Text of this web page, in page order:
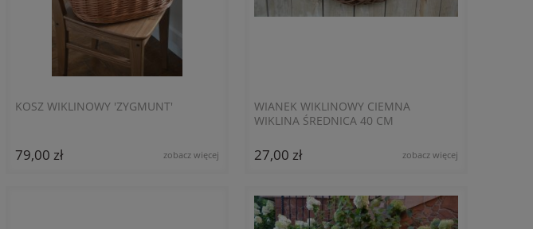
KOSZ WIKLINOWY 'ZYGMUNT'
79,00 zł zobacz więcej
WIANEK WIKLINOWY CIEMNA
WIKLINA ŚREDNICA 40 CM
27,00 zł zobacz więcej